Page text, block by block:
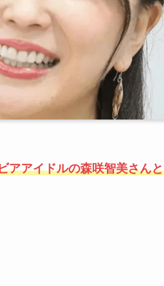
アアイドルの森咲智美さんと